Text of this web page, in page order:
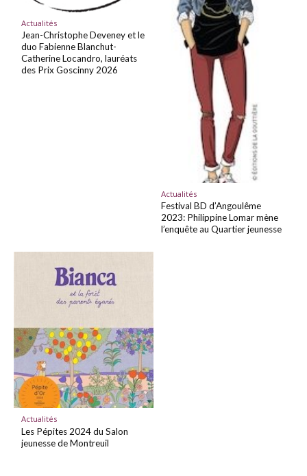
Actualités
Jean-Christophe Deveney et le
duo Fabienne Blanchut-
Catherine Locandro, lauréats
des Prix Goscinny 2026
Actualités
Festival BD d’Angoulême
2023: Philippine Lomar mène
l’enquête au Quartier jeunesse
Actualités
Les Pépites 2024 du Salon
jeunesse de Montreuil